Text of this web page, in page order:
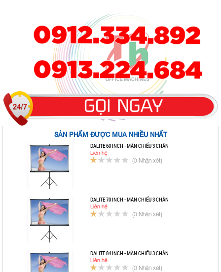
SẢN PHẨM ĐƯỢC MUA NHIỀU NHẤT
DALITE 60 INCH - MÀN CHIẾU 3 CHÂN
Liên hệ
(0 Nhận xét)
DALITE 70 INCH - MÀN CHIẾU 3 CHÂN
Liên hệ
(0 Nhận xét)
DALITE 84 INCH - MÀN CHIẾU 3 CHÂN
Liên hệ
(0 Nhận xét)